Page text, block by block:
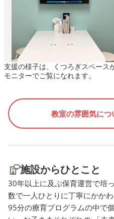
ニックやかんしゃくが激し
い」 「こだわりが強くなっ
て手につかない」 こうし
た姿を見て、保護者の皆様も
「どうして今日に限っ
て…」 と、いつも以上に
れてしまうことがあるかもし
は我がままや甘えではありま
せん。 感覚が敏感なお子
まにとって、気圧の急激な
化や、激しい雨風の音は、
ストレスや不安として脳に伝
わっているのです。 言
葉でうまく 「不安だよ」
「体がだるいよ」 と伝
支援の様子は、くつろぎスペース
モニターでご覧になれます。
教室の雰囲気に
施設からひとこと
30年以上に及ぶ保育運営で培
数で一人ひとりに丁寧にかか
95分の療育プログラムの中で